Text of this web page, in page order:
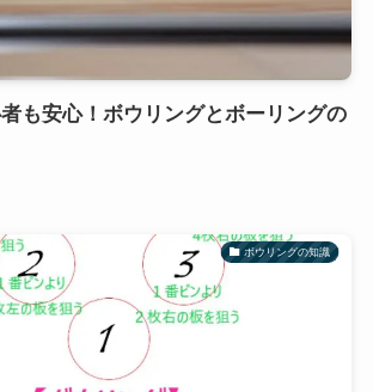
も安心！ボウリングとボーリングの
ボウリングの知識